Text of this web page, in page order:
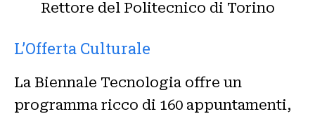
Rettore del Politecnico di Torino
L’Offerta Culturale
La Biennale Tecnologia offre un
programma ricco di 160 appuntamenti,